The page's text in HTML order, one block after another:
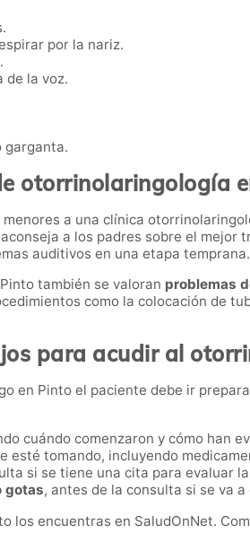
por la nariz.
de la voz.
garganta.
otorrinolaringología
a una clínica
a los padres sobre el
auditivos en una etapa temprana.
también se valoran problemas
como la colocación de
para acudir al
en Pinto el paciente debe ir
cuándo comenzaron y cómo han
esté tomando, incluyendo
si se tiene una cita para evaluar
gotas, antes de la consulta si se va
los encuentras en SaludOnNet.